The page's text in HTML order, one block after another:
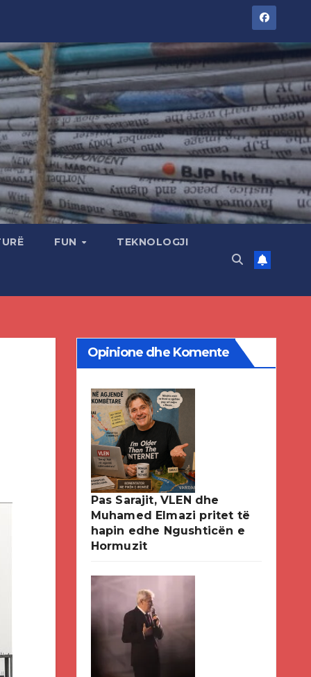
FUN TEKNOLOGJI
Opinione dhe Komente
Pas Sarajit, VLEN dhe
Muhamed Elmazi pritet të
hapin edhe Ngushticën e
Hormuzit